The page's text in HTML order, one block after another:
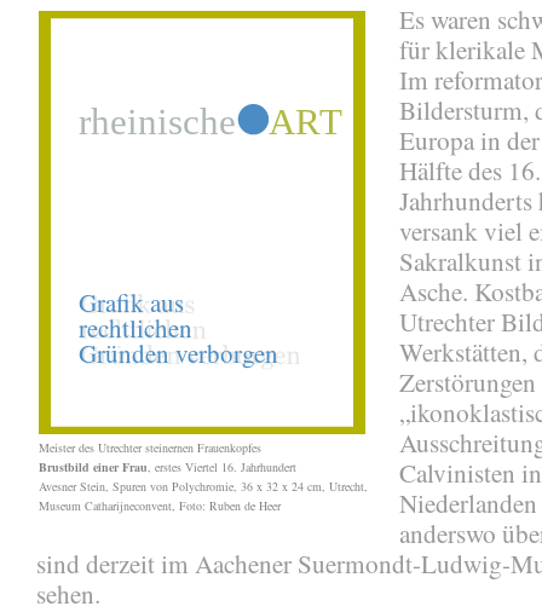
Meister des Utrechter steinernen Frauenkopfes
Brustbild einer Frau , erstes Viertel 16. Jahrhundert
Avesner Stein, Spuren von Polychromie, 36 x 32 x 24 cm, Utrecht,
Museum Catharijneconvent, Foto: Ruben de Heer
Es waren
für klerikale
Im
Bildersturm,
Europa in
Hälfte des 16.
Jahrhunderts
versank viel
Sakralkunst
Asche.
Utrechter
Werkstätten,
Calvinisten
anderswo
sind derzeit im Aachener Suermondt-Ludwig-
sehen.